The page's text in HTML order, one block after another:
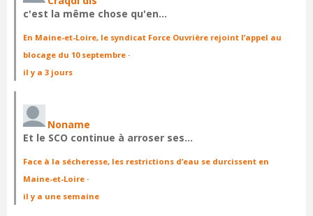
c'est la même chose qu'en…
En Maine-et-Loire, le syndicat Force Ouvrière rejoint l’appel au
blocage du 10 septembre ·
il y a 3 jours
Noname
Et le SCO continue à arroser ses…
Face à la sécheresse, les restrictions d’eau se durcissent en
Maine-et-Loire ·
il y a une semaine